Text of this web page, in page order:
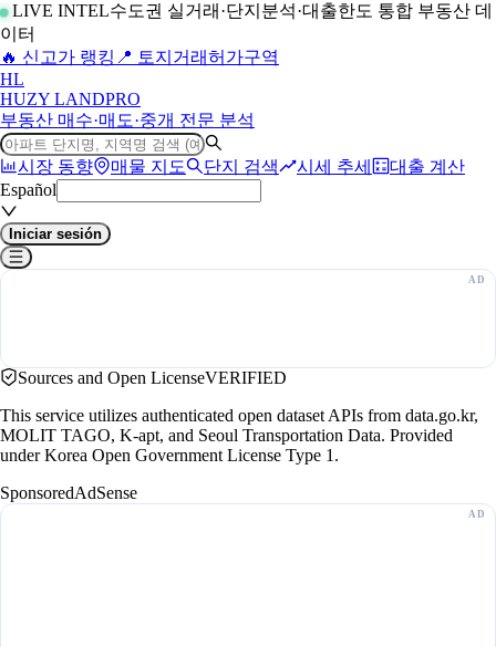
LIVE INTEL수도권 실거래·단지분석·대출한도 통합 부동산 데
이터
🔥 신고가 랭킹 📍 토지거래허가구역
HL
HUZY LANDPRO
부동산 매수·매도·중개 전문 분석
시장 동향 매물 지도 단지 검색 시세 추세
대출 계산
Español
Iniciar sesión
Sources and Open LicenseVERIFIED
This service utilizes authenticated open dataset APIs from data.go.kr,
MOLIT TAGO, K-apt, and Seoul Transportation Data. Provided
under Korea Open Government License Type 1.
SponsoredAdSense